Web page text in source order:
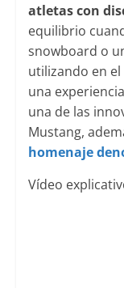
atletas con
equilibrio
snowboard o
utilizando en
una
una de las
Mustang,
homenaje
Vídeo